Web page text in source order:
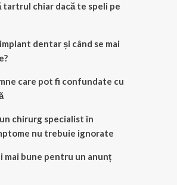
tartrul chiar dacă te speli pe
dentar și când se mai
care pot fi confundate cu
chirurg specialist în
nu trebuie ignorate
mai bune pentru un anunț